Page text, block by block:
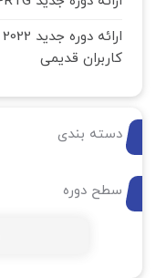
کاربران قدیمی
دسته بندی
سطح دوره